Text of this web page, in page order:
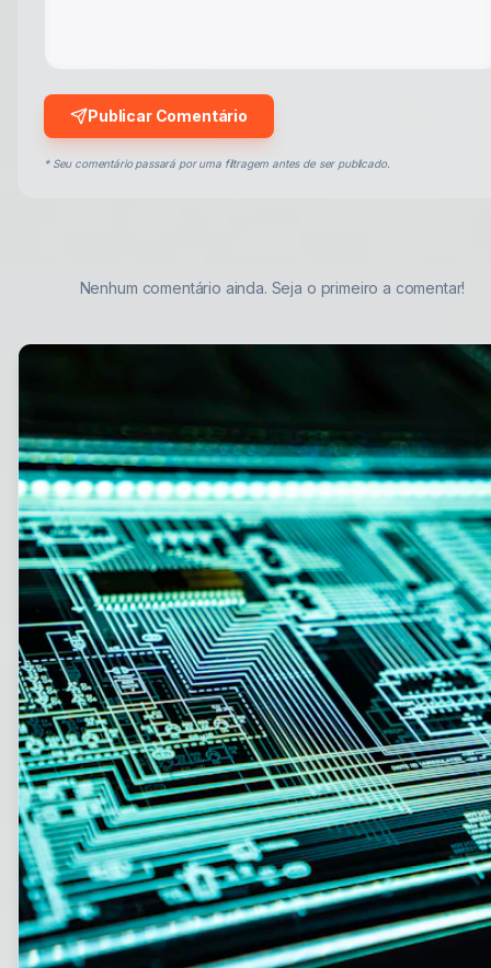
Publicar Comentário
* Seu comentário passará por uma filtragem antes de ser publicado.
Nenhum comentário ainda. Seja o primeiro a comentar!